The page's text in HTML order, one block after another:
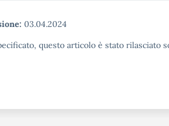
03.04.2024
questo articolo è stato rilasciato